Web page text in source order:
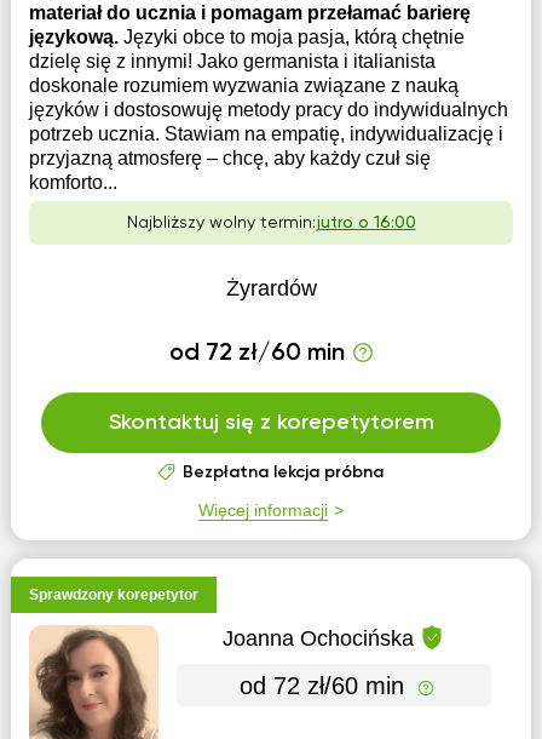
materiał do ucznia i pomagam przełamać barierę
językową. Języki obce to moja pasja, którą chętnie
dzielę się z innymi! Jako germanista i italianista
doskonale rozumiem wyzwania związane z nauką
języków i dostosowuję metody pracy do indywidualnych
potrzeb ucznia. Stawiam na empatię, indywidualizację i
przyjazną atmosferę – chcę, aby każdy czuł się
komforto...
Najbliższy wolny termin:jutro o 16:00
Żyrardów
od 72 zł/60 min
Skontaktuj się z korepetytorem
Bezpłatna lekcja próbna
Więcej informacji
Sprawdzony korepetytor
Joanna Ochocińska
od 72 zł/60 min